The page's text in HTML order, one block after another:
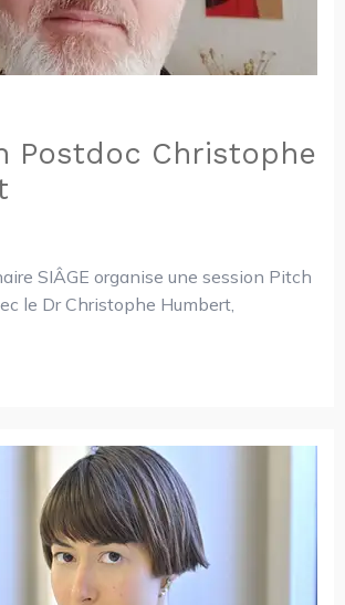
Postdoc Christophe
SIÂGE organise une session Pitch
le Dr Christophe Humbert,